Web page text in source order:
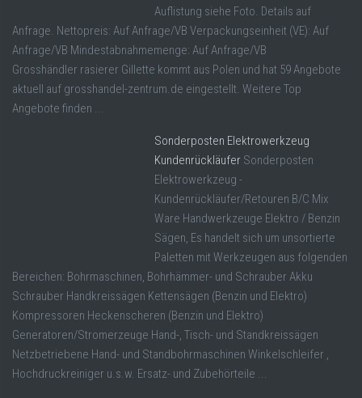
Auflistung siehe Foto. Details auf
Anfrage. Nettopreis: Auf Anfrage/VB Verpackungseinheit (VE): Auf
Anfrage/VB Mindestabnahmemenge: Auf Anfrage/VB
Grosshändler rasierer Gillette kommt aus Polen und hat 59 Angebote
aktuell auf grosshandel-zentrum.de eingestellt. Weitere Top
Angebote finden ...
Sonderposten Elektrowerkzeug
Kundenrückläufer Sonderposten
Elektrowerkzeug -
Kundenrückläufer/Retouren B/C Mix
Ware Handwerkzeuge Elektro / Benzin
Sägen, Es handelt sich um unsortierte
Paletten mit Werkzeugen aus folgenden
Bereichen: Bohrmaschinen, Bohrhämmer- und Schrauber Akku
Schrauber Handkreissägen Kettensägen (Benzin und Elektro)
Kompressoren Heckenscheren (Benzin und Elektro)
Generatoren/Stromerzeuge Hand-, Tisch- und Standkreissägen
Netzbetriebene Hand- und Standbohrmaschinen Winkelschleifer ,
Hochdruckreiniger u.s.w. Ersatz- und Zubehörteile ...